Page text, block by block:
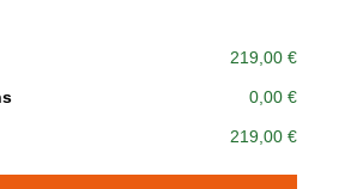
219,00 €
0,00 €
219,00 €